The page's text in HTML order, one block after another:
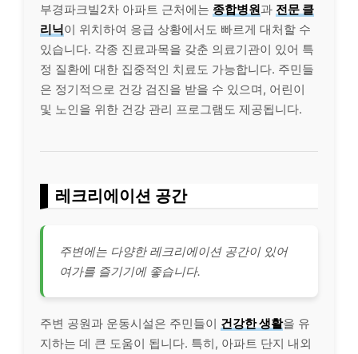
부경파크빌2차 아파트 근처에는 종합병원과 전문 클
리닉이 위치하여 응급 상황에서도 빠르게 대처할 수
있습니다. 각종 진료과목을 갖춘 의료기관이 있어 특
정 질환에 대한 집중적인 치료도 가능합니다. 주민들
은 정기적으로 건강 검진을 받을 수 있으며, 어린이
및 노인을 위한 건강 관리 프로그램도 제공됩니다.
레크리에이션 공간
주변에는 다양한 레크리에이션 공간이 있어
여가를 즐기기에 좋습니다.
주변 공원과 운동시설은 주민들이 건강한 생활을 유
지하는 데 큰 도움이 됩니다. 특히, 아파트 단지 내외